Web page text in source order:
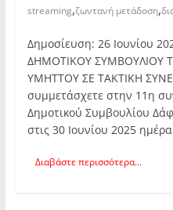
streaming,ζωντανή μετάδοση,
Δημοσίευση: 26 Ιουνίου
ΔΗΜΟΤΙΚΟΥ ΣΥΜΒΟΥΛΙΟΥ
ΥΜΗΤΤΟΥ ΣΕ ΤΑΚΤΙΚΗ
συμμετάσχετε στην 11η
Δημοτικού Συμβουλίου
στις 30 Ιουνίου 2025
Διαβάστε περισσότερα...